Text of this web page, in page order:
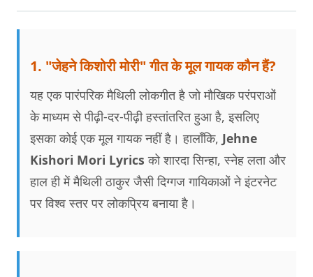
1. "जेहने किशोरी मोरी" गीत के मूल गायक कौन हैं?
यह एक पारंपरिक मैथिली लोकगीत है जो मौखिक परंपराओं
के माध्यम से पीढ़ी-दर-पीढ़ी हस्तांतरित हुआ है, इसलिए
इसका कोई एक मूल गायक नहीं है। हालाँकि, Jehne
Kishori Mori Lyrics को शारदा सिन्हा, स्नेह लता और
हाल ही में मैथिली ठाकुर जैसी दिग्गज गायिकाओं ने इंटरनेट
पर विश्व स्तर पर लोकप्रिय बनाया है।